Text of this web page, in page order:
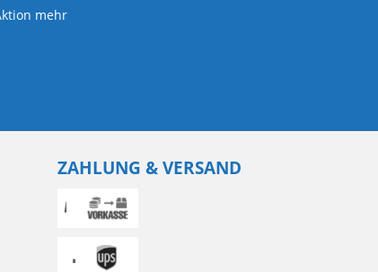
mehr
ZAHLUNG & VERSAND